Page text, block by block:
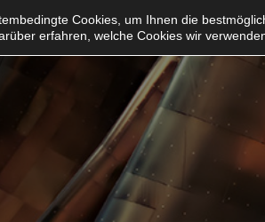
Cookies, um Ihnen die
erfahren, welche Cookies wir